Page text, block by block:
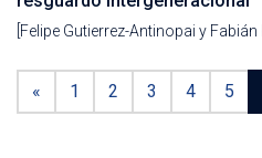
[Felipe Gutierrez-Antinopai y
« 1 2 3 4 5